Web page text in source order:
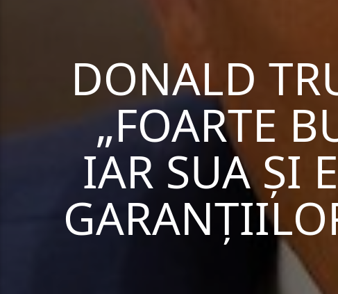
DONALD
„FOARTE
IAR SUA ȘI